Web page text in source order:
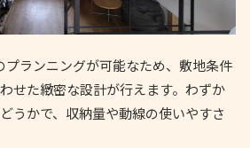
プランニングが可能なため、敷地条件
せた緻密な設計が行えます。わずか
うかで、収納量や動線の使いやすさ